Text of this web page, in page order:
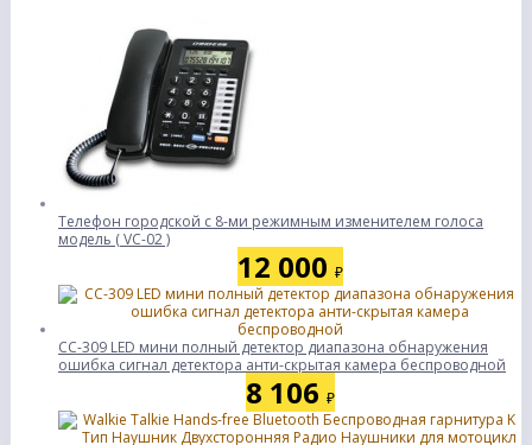
Телефон городской с 8-ми режимным изменителем голоса
модель ( VC-02 )
12 000 ₽
CC-309 LED мини полный детектор диапазона обнаружения
ошибка сигнал детектора анти-скрытая камера беспроводной
8 106 ₽